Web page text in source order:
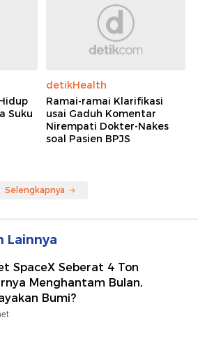
Suku
detikHealth
Ramai-ramai Klarifikasi
usai Gaduh Komentar
Nirempati Dokter-Nakes
soal Pasien BPJS
Selengkapnya
Lainnya
SpaceX Seberat 4 Ton
Menghantam Bulan,
Bumi?